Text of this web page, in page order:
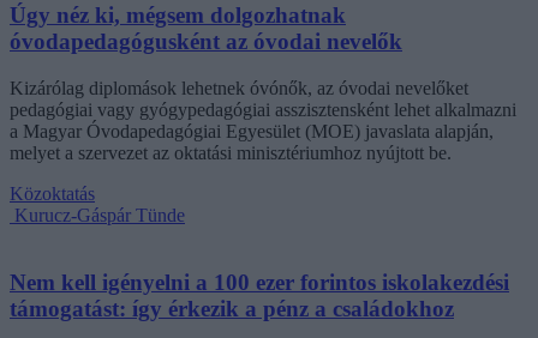
Úgy néz ki, mégsem dolgozhatnak
óvodapedagógusként az óvodai nevelők
Kizárólag diplomások lehetnek óvónők, az óvodai nevelőket
pedagógiai vagy gyógypedagógiai asszisztensként lehet alkalmazni
a Magyar Óvodapedagógiai Egyesület (MOE) javaslata alapján,
melyet a szervezet az oktatási minisztériumhoz nyújtott be.
Közoktatás
Kurucz-Gáspár Tünde
Nem kell igényelni a 100 ezer forintos iskolakezdési
támogatást: így érkezik a pénz a családokhoz